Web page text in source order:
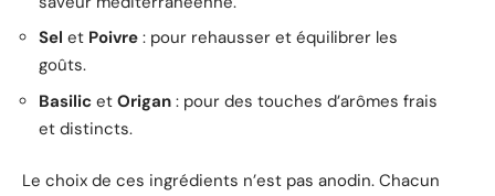
Sel et Poivre : pour rehausser et équilibrer les
goûts.
Basilic et Origan : pour des touches d’arômes frais
et distincts.
Le choix de ces ingrédients n’est pas anodin. Chacun